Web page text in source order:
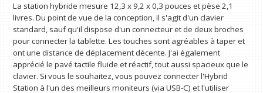
La station hybride mesure 12,3 x 9,2 x 0,3 pouces et pèse 2,1
livres. Du point de vue de la conception, il s'agit d'un clavier
standard, sauf qu'il dispose d'un connecteur et de deux broches
pour connecter la tablette. Les touches sont agréables à taper et
ont une distance de déplacement décente. J'ai également
apprécié le pavé tactile fluide et réactif, tout aussi spacieux que le
clavier. Si vous le souhaitez, vous pouvez connecter l'Hybrid
Station à l'un des meilleurs moniteurs (via USB-C) et l'utiliser